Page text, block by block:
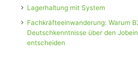
Lagerhaltung mit System
Fachkräfteeinwanderung: Warum
Deutschkenntnisse über den
entscheiden